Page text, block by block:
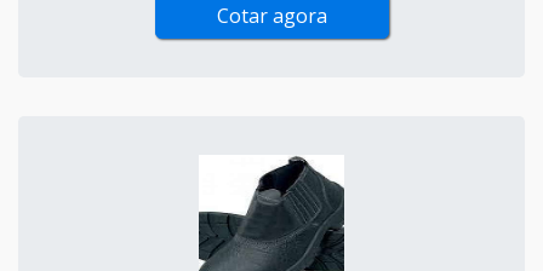
Cotar agora